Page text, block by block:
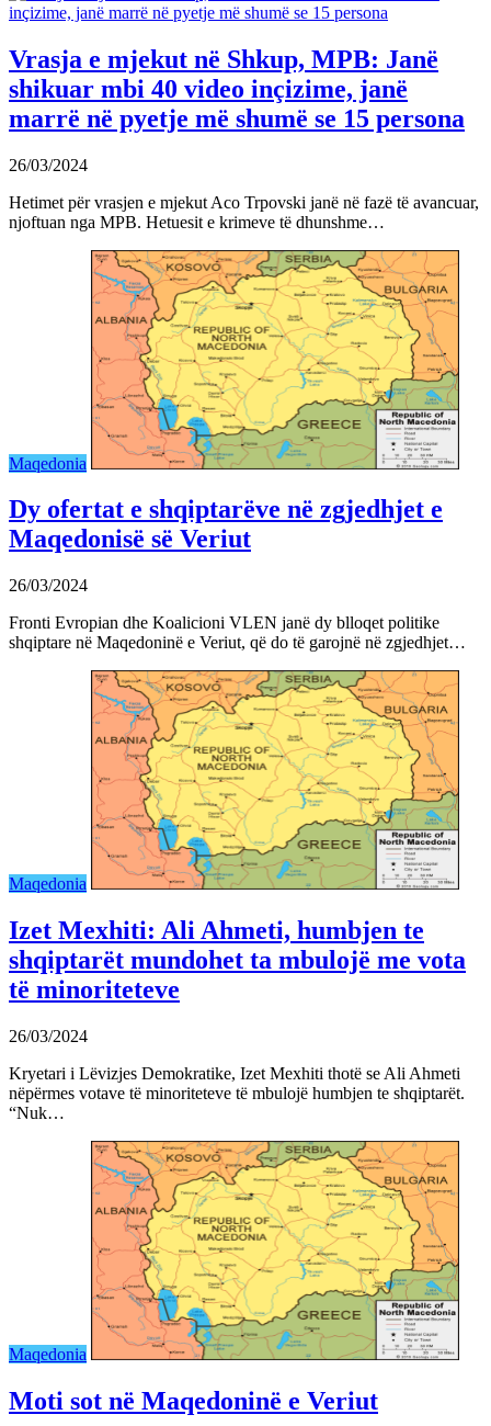
Vrasja e mjekut në Shkup, MPB: Janë
shikuar mbi 40 video inçizime, janë
marrë në pyetje më shumë se 15 persona
26/03/2024
Hetimet për vrasjen e mjekut Aco Trpovski janë në fazë të avancuar,
njoftuan nga MPB. Hetuesit e krimeve të dhunshme…
Maqedonia
Dy ofertat e shqiptarëve në zgjedhjet e
Maqedonisë së Veriut
26/03/2024
Fronti Evropian dhe Koalicioni VLEN janë dy blloqet politike
shqiptare në Maqedoninë e Veriut, që do të garojnë në zgjedhjet…
Maqedonia
Izet Mexhiti: Ali Ahmeti, humbjen te
shqiptarët mundohet ta mbulojë me vota
të minoriteteve
26/03/2024
Kryetari i Lëvizjes Demokratike, Izet Mexhiti thotë se Ali Ahmeti
nëpërmes votave të minoriteteve të mbulojë humbjen te shqiptarët.
“Nuk…
Maqedonia
Moti sot në Maqedoninë e Veriut